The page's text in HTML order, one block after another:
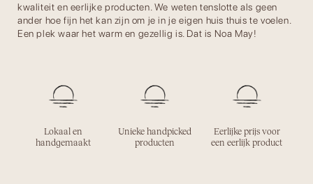
kwaliteit en eerlijke producten. We weten tenslotte als geen
ander hoe fijn het kan zijn om je in je eigen huis thuis te voelen.
Een plek waar het warm en gezellig is. Dat is Noa May!
Lokaal en
handgemaakt
Unieke handpicked
producten
Eerlijke prijs voor
een eerlijk product